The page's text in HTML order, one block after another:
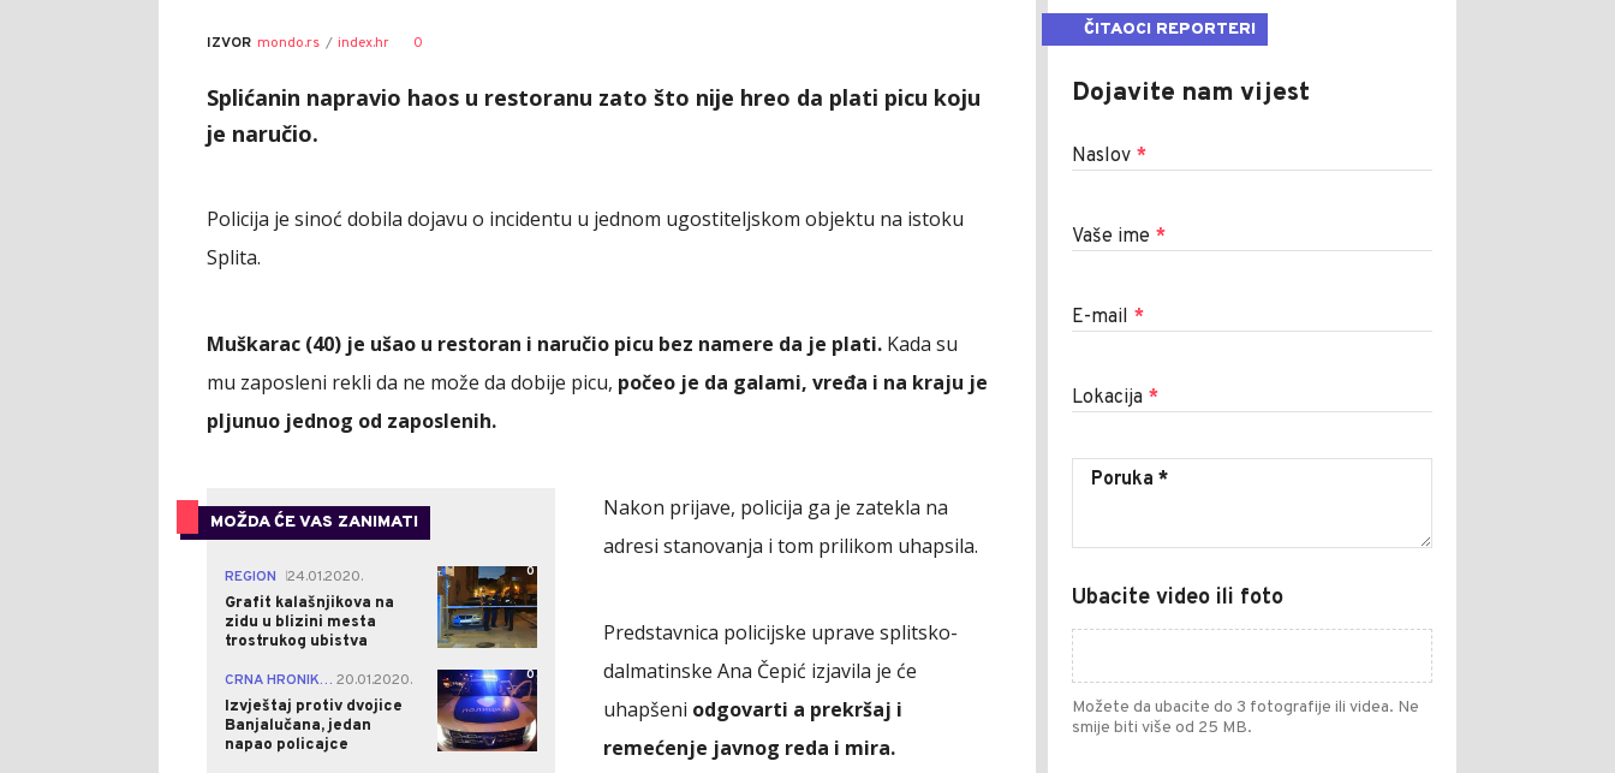
IZVOR mondo.rs index.hr 0
Splićanin napravio haos u restoranu zato što nije hreo da plati picu koju
je naručio.
Policija je sinoć dobila dojavu o incidentu u jednom ugostiteljskom objektu na istoku
Splita.
Muškarac (40) je ušao u restoran i naručio picu bez namere da je plati. Kada su
mu zaposleni rekli da ne može da dobije picu, počeo je da galami, vređa i na kraju je
pljunuo jednog od zaposlenih.
MOŽDA ĆE VAS ZANIMATI
REGION
24.01.2020.
Grafit kalašnjikova na
zidu u blizini mesta
trostrukog ubistva
0
CRNA HRONIKA |
20.01.2020.
Izvještaj protiv dvojice
Banjalučana, jedan
napao policajce
0
Nakon prijave, policija ga je zatekla na
adresi stanovanja i tom prilikom uhapsila.
Predstavnica policijske uprave splitsko-
dalmatinske Ana Čepić izjavila je će
uhapšeni odgovarti a prekršaj i
remećenje javnog reda i mira.
ČITAOCI REPORTERI
Dojavite nam vijest
Naslov *
Vaše ime *
E-mail *
Lokacija *
Ubacite video ili foto
Možete da ubacite do 3 fotografije ili videa. Ne
smije biti više od 25 MB.